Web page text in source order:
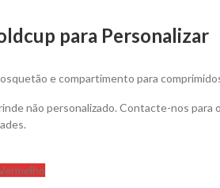
para Personalizar
e compartimento para
não personalizado. Contacte-nos para